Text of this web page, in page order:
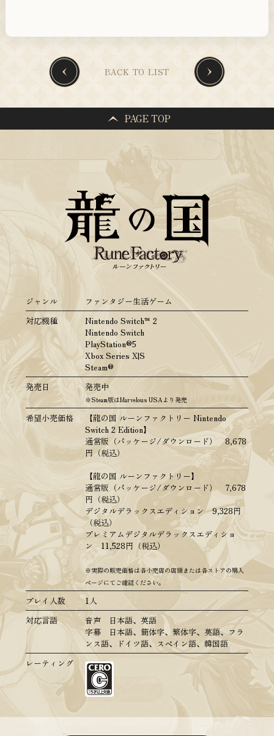
BACK TO LIST
PAGE TOP
ジャンル
ファンタジー生活ゲーム
対応機種
Nintendo Switch™ 2
Nintendo Switch
PlayStation®5
Xbox Series X|S
Steam®
発売日
発売中
※Steam版はMarvelous USAより発売
希望小売価格
【龍の国 ルーンファクトリー Nintendo
Switch 2 Edition】
通常版（パッケージ/ダウンロード） 8,678
円（税込）
【龍の国 ルーンファクトリー】
通常版（パッケージ/ダウンロード） 7,678
円（税込）
デジタルデラックスエディション 9,328円
（税込）
プレミアムデジタルデラックスエディショ
ン 11,528円（税込）
※実際の販売価格は各小売店の店頭または各ストアの購入
ページにてご確認ください。
プレイ人数
1人
対応言語
音声 日本語、英語
字幕 日本語、簡体字、繁体字、英語、フラ
ンス語、ドイツ語、スペイン語、韓国語
レーティング